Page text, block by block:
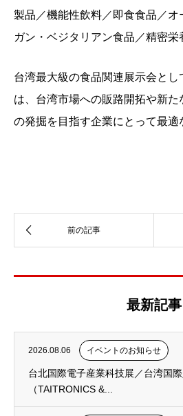
製品／機能性飲料／即食食品／オ
ガン・ベジタリアン食品／精密
台湾最大級の食品関連展示会と
は、台湾市場への販路開拓や新
の発掘を目指す企業にとって最適
最新記事
2026.08.06 イベントのお知らせ
台北国際電子産業科技展／台湾国
（TAITRONICS &...